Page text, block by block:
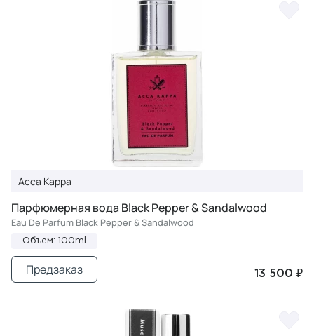
Acca Kappa
Парфюмерная вода Black Pepper & Sandalwood
Eau De Parfum Black Pepper & Sandalwood
Объем: 100ml
13 500 ₽
Предзаказ